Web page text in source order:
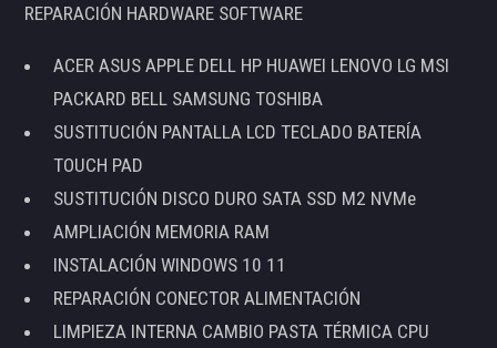
REPARACIÓN HARDWARE SOFTWARE
ACER ASUS APPLE DELL HP HUAWEI LENOVO LG MSI
PACKARD BELL SAMSUNG TOSHIBA
SUSTITUCIÓN PANTALLA LCD TECLADO BATERÍA
TOUCH PAD
SUSTITUCIÓN DISCO DURO SATA SSD M2 NVMe
AMPLIACIÓN MEMORIA RAM
INSTALACIÓN WINDOWS 10 11
REPARACIÓN CONECTOR ALIMENTACIÓN
LIMPIEZA INTERNA CAMBIO PASTA TÉRMICA CPU